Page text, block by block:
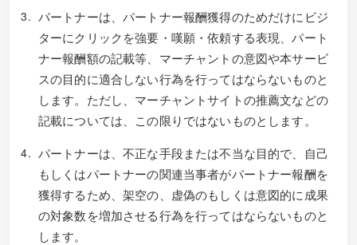
パートナーは、パートナー報酬獲得のためだけにビジ
ターにクリックを強要・嘆願・依頼する表現、パート
ナー報酬額の記載等、マーチャントの意図や本サービ
スの目的に適合しない行為を行ってはならないものと
します。ただし、マーチャントサイトの推薦文などの
記載については、この限りではないものとします。
パートナーは、不正な手段または不当な目的で、自己
もしくはパートナーの関連当事者がパートナー報酬を
獲得するため、架空の、虚偽のもしくは意図的に成果
の対象数を増加させる行為を行ってはならないものと
します。